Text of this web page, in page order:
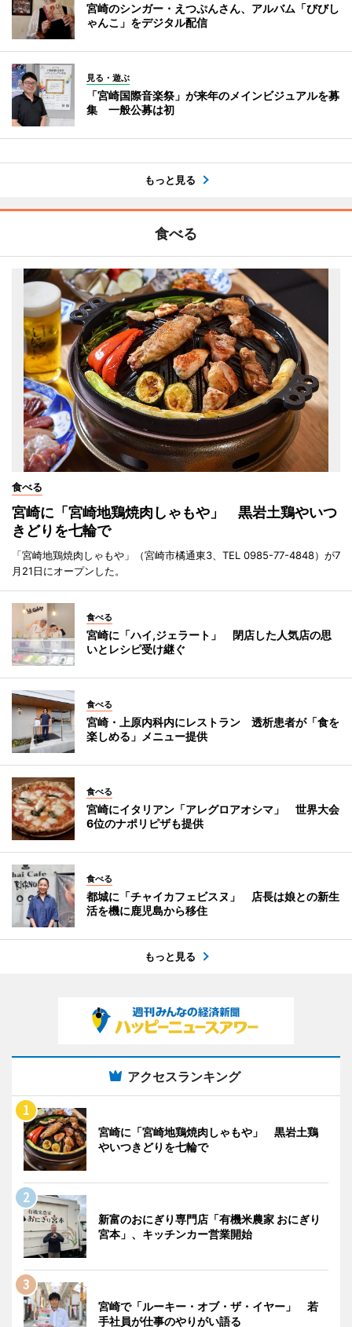
宮崎のシンガー・えつぷんさん、アルバム「びびし
ゃんこ」をデジタル配信
見る・遊ぶ
「宮崎国際音楽祭」が来年のメインビジュアルを募
集 一般公募は初
もっと見る
食べる
食べる
宮崎に「宮崎地鶏焼肉しゃもや」 黒岩土鶏やいつ
きどりを七輪で
「宮崎地鶏焼肉しゃもや」（宮崎市橘通東3、TEL 0985-77-4848）が7
月21日にオープンした。
食べる
宮崎に「ハイ,ジェラート」 閉店した人気店の思
いとレシピ受け継ぐ
食べる
宮崎・上原内科内にレストラン 透析患者が「食を
楽しめる」メニュー提供
食べる
宮崎にイタリアン「アレグロアオシマ」 世界大会
6位のナポリピザも提供
食べる
都城に「チャイカフェビスヌ」 店長は娘との新生
活を機に鹿児島から移住
もっと見る
アクセスランキング
宮崎に「宮崎地鶏焼肉しゃもや」 黒岩土鶏
やいつきどりを七輪で
新富のおにぎり専門店「有機米農家 おにぎり
宮本」、キッチンカー営業開始
宮崎で「ルーキー・オブ・ザ・イヤー」 若
手社員が仕事のやりがい語る